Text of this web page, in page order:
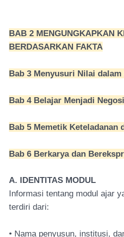
BAB 2 MENGUNGKAPKAN
BERDASARKAN FAKTA
Bab 3 Menyusuri Nilai
Bab 4 Belajar Menjadi
Bab 5 Memetik Keteladanan
Bab 6 Berkarya dan
A. IDENTITAS MODUL
Informasi tentang modul ajar
terdiri dari:
• Nama penyusun, institusi,